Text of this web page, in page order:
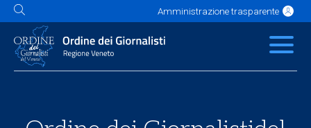
Amministrazione trasparente
L'Ordine News Servizi Albo
Contatti Link utili